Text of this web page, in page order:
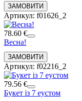
Артикул: f01626_2
78.60 €
Весна!
Артикул: f02216_2
79.56 €
Букет із 7 еустом